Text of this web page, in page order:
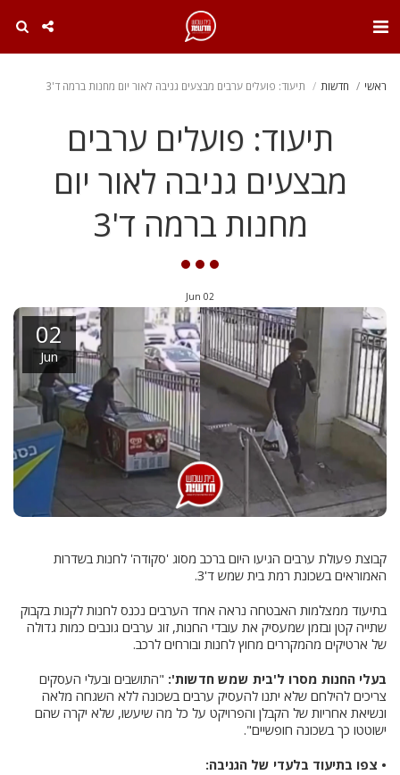
ראשי חדשות תיעוד: פועלים ערבים מבצעים גניבה לאור יום מחנות ברמה ד'3
תיעוד: פועלים ערבים
מבצעים גניבה לאור יום
מחנות ברמה ד'3
02
Jun
02
Jun
קבוצת פעולת ערבים הגיעו היום ברכב מסוג 'סקודה' לחנות בשדרות
האמוראים בשכונת רמת בית שמש ד'3.
בתיעוד ממצלמות האבטחה נראה אחד הערבים נכנס לחנות לקנות בקבוק
שתייה קטן ובזמן שמעסיק את עובדי החנות, זוג ערבים גונבים כמות גדולה
של ארטיקים מהמקררים מחוץ לחנות ובורחים לרכב.
בעלי החנות מסרו ל'בית שמש חדשות': "התושבים ובעלי העסקים
צריכים להילחם שלא יתנו להעסיק ערבים בשכונה ללא השגחה מלאה
ונשיאת אחריות של הקבלן והפרויקט על כל מה שיעשו, שלא יקרה שהם
ישוטטו כך בשכונה חופשיים".
• צפו בתיעוד בלעדי של הגניבה: